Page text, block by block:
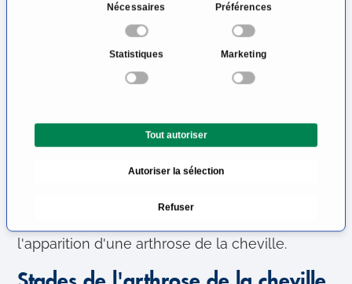
o
n
Nécessaires Préférences
Statistiques Marketing
Tout autoriser
Autoriser la sélection
Refuser
pied, par exemple les pieds bots, les pieds
plats et les pieds creux. Dans ces cas, une
tension insuffisante de la voûte plantaire due à
des ligaments tendus entraîne une pression
s'usent donc plus rapidement.
Dans de rares cas, des maladies systémiques
l'apparition d'une arthrose de la cheville.